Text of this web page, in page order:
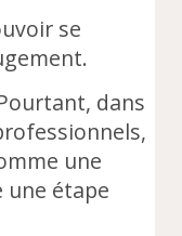
se
dans
une
une étape